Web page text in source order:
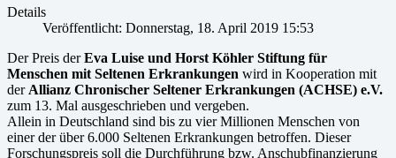
Details
Veröffentlicht: Donnerstag, 18. April 2019 15:53
Der Preis derEva Luise und Horst Köhler Stiftung für
Menschen mit Seltenen Erkrankungen wird in Kooperation mit
der Allianz Chronischer Seltener Erkrankungen (ACHSE) e.V.
zum 13. Mal ausgeschrieben und vergeben.
Allein in Deutschland sind bis zu vier Millionen Menschen von
einer der über 6.000 Seltenen Erkrankungen betroffen. Dieser
Forschungspreis soll die Durchführung bzw. Anschubfinanzierung